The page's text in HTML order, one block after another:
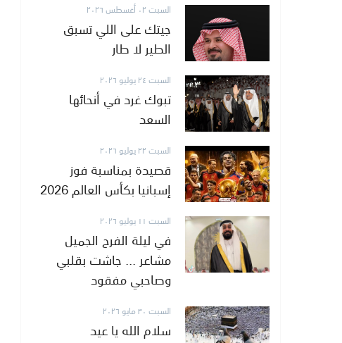
السبت ٠٢ أغسطس ٢٠٢٦
جيتك على اللي تسبق
الطير لا طار
السبت ٢٤ يوليو ٢٠٢٦
تبوك غرد في أنحائها
السعد
السبت ٢٢ يوليو ٢٠٢٦
قصيدة بمناسبة فوز
إسبانيا بكأس العالم 2026
السبت ١١ يوليو ٢٠٢٦
في ليلة الفرح الجميل
مشاعر ... جاشت بقلبي
وصاحبي مفقود
السبت ٣٠ مايو ٢٠٢٦
سلام الله يا عيد